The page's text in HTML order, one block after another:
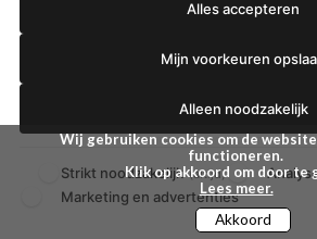
Wij gebruiken cookies om de
functioneren.
Klik op akkoord om door te
Lees meer.
Akkoord
Alles accepteren
Mijn voorkeuren
Alleen noodzakelijk
Strikt noodzakelijk(altijd)
Marketing en advertenties